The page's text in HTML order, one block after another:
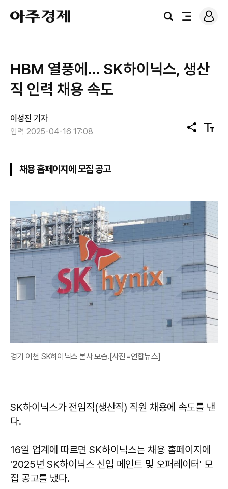
아
주
경
검
전
로
그
HBM 열풍에… SK하이닉스, 생산
직 인력 채용 속도
이성진 기자
입력 2025-04-16 17:08
공
유
텍
스
채용 홈페이지에 모집 공고
경기 이천 SK하이닉스 본사 모습.[사진=연합뉴스]
SK하이닉스가 전임직(생산직) 직원 채용에 속도를 낸
다.
16일 업계에 따르면 SK하이닉스는 채용 홈페이지에
'2025년 SK하이닉스 신입 메인트 및 오퍼레이터' 모
집 공고를 냈다.